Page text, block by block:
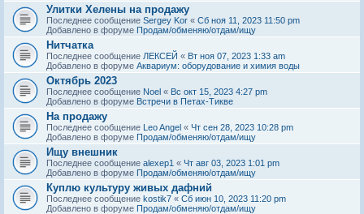
Улитки Хелены на продажу
Последнее сообщение Sergey Kor « Сб ноя 11, 2023 11:50 pm
Добавлено в форуме Продам/обменяю/отдам/ищу
Нитчатка
Последнее сообщение ЛЕКСЕЙ « Вт ноя 07, 2023 1:33 am
Добавлено в форуме Аквариум: оборудование и химия воды
Октябрь 2023
Последнее сообщение Noel « Вс окт 15, 2023 4:27 pm
Добавлено в форуме Встречи в Петах-Тикве
На продажу
Последнее сообщение Leo Angel « Чт сен 28, 2023 10:28 pm
Добавлено в форуме Продам/обменяю/отдам/ищу
Ищу внешник
Последнее сообщение alexep1 « Чт авг 03, 2023 1:01 pm
Добавлено в форуме Продам/обменяю/отдам/ищу
Куплю культуру живых дафний
Последнее сообщение kostik7 « Сб июн 10, 2023 11:20 pm
Добавлено в форуме Продам/обменяю/отдам/ищу